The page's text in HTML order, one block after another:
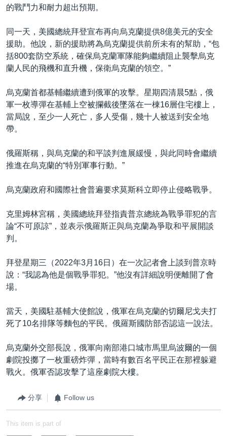
的戰鬥力和耐力超出預期。
同一天，美國總統拜登宣布再向烏克蘭提供8億美元的安全
援助。他說，新的援助將為烏克蘭提供前所未有的幫助，“包
括800套防空系統，確保烏克蘭軍隊能夠繼續阻止襲擊烏克
蘭人民的飛機和直升機，保衛烏克蘭的領空。”
烏克蘭首都基輔繼續遭到俄軍的攻擊。星期四清晨5點，俄
軍一枚導彈在基輔上空被攔截後墜落在一棟16層住宅樓上，
當局說，至少一人死亡，多人受傷，幾十人被送到安全地
帶。
俄羅斯稱，與烏克蘭的和平談判進展緩慢，與此同時會繼續
推進在烏克蘭的“特別軍事行動。”
烏克蘭政府和國際社會普遍要求莫斯科立即停止侵略戰爭。
克里姆林宮稱，美國總統拜登指責普京總統為戰爭罪犯的言
論“不可原諒”，並表示俄羅斯正與烏克蘭為爭取和平展開談
判。
拜登星期三（2022年3月16日）在一次記者會上談到普京時
說：“我認為他是個戰爭罪犯。”他沒有詳細說明便離開了會
場。
當天，美國駐基輔大使館說，俄軍在烏克蘭的切爾尼戈夫打
死了10名排隊等麵包的平民。俄羅斯國防部否認這一說法。
烏克蘭外交部長說，俄軍向南部港口城市馬里烏波爾的一個
劇院投擲了一枚重磅炸彈，當時有數百名平民正在那裡躲避
戰火。俄軍否認攻擊了這座劇院大樓。
分享 Follow us
This item is part of